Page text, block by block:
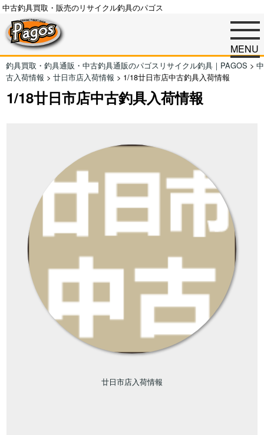
中古釣具買取・販売のリサイクル釣具のパゴス
MENU
釣具買取・釣具通販・中古釣具通販のパゴスリサイクル釣具｜PAGOS > 中
古入荷情報 > 廿日市店入荷情報 > 1/18廿日市店中古釣具入荷情報
1/18廿日市店中古釣具入荷情報
廿日市店入荷情報